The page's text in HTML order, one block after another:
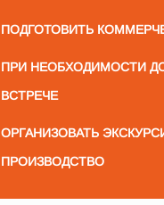
ПОДГОТОВИТЬ
ПРИ НЕОБХОДИМОСТИ
ВСТРЕЧЕ
ОРГАНИЗОВАТЬ
ПРОИЗВОДСТВО